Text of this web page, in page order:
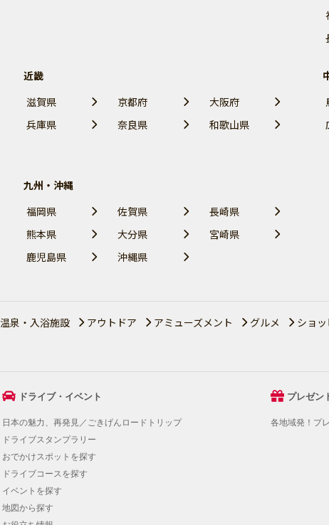
近畿
滋賀県
京都府
大阪府
兵庫県
奈良県 和歌山県
九州・沖縄
福岡県
佐賀県
長崎県
熊本県
大分県
宮崎県
鹿児島県
沖縄県
温泉・入浴施設 アウトドア アミューズメント グルメ ショ
ドライブ・イベント
日本の魅力、再発見／ごきげんロードトリップ
ドライブスタンプラリー
おでかけスポットを探す
ドライブコースを探す
イベントを探す
地図から探す
プレゼン
各地域発！プ